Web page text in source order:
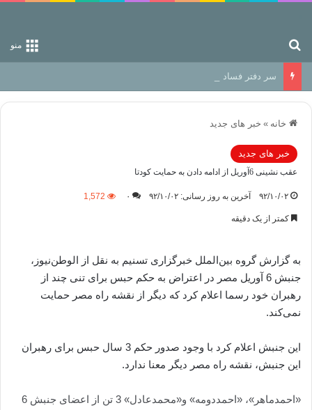
منو
سر دفتر فساد در زمین‌، دوری وکناره‌گیری از راه خداست‌!
خانه » خبر های جدید
خبر های جدید
عقب نشینی 6آوریل از ادامه دادن به حمایت کودتا
۹۲/۱۰/۰۲ آخرین به روز رسانی: ۹۲/۱۰/۰۲ ۰ 1,572
کمتر از یک دقیقه
به گزارش گروه بین‌الملل خبرگزاری تسنیم به نقل از الوطن‌نیوز،
جنبش 6 آوریل مصر در اعتراض به حکم حبس برای تنی چند از
رهبران خود رسما اعلام کرد که دیگر از نقشه راه مصر حمایت
نمی‌کند.
این جنبش اعلام کرد با وجود صدور حکم 3 سال حبس برای رهبران
این جنبش، نقشه راه مصر دیگر معنا ندارد.
«احمد‌ماهر»، «احمددومه» و«محمد‌عادل» 3 تن از اعضای جنبش 6